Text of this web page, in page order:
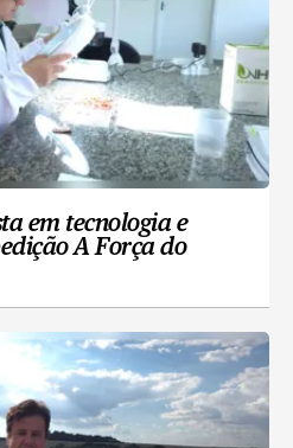
em tecnologia e
A Força do